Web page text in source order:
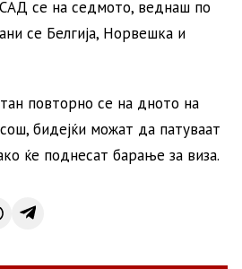
се на седмото, веднаш по
се Белгија, Норвешка и
повторно се на дното на
бидејќи можат да патуваат
ќе поднесат барање за виза.